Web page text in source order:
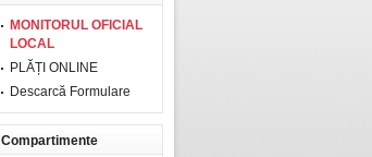
MONITORUL OFICIAL
LOCAL
PLĂȚI ONLINE
Descarcă Formulare
Compartimente